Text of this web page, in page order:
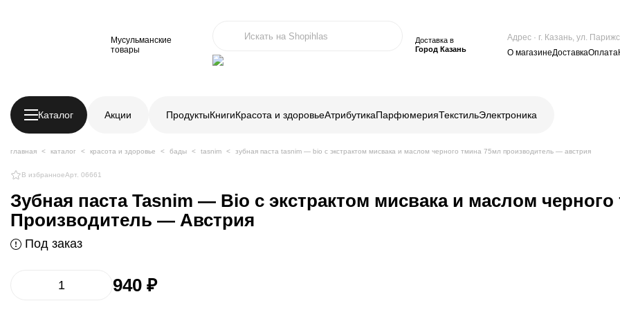
Мусульманские
товары
Доставка в
Город Казань
Адрес · г. Казань, ул.
О магазинеДоставкаОплата
Каталог Акции ПродуктыКнигиКрасота и здоровьеАтрибутикаПарфюмерияТекстильЭлектроника
главная каталог красота и здоровье бады tasnim зубная паста tasnim — bio с экстрактом мисвака и маслом черного тмина 75мл производитель — австрия
В избранноеАрт. 06661
Зубная паста Tasnim — Bio с экстрактом мисвака и маслом
Производитель — Австрия
Под заказ
940 ₽